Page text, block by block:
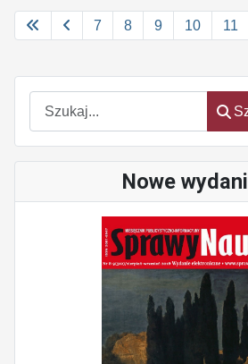
Szukaj
Nowe
7 8 9 10 11